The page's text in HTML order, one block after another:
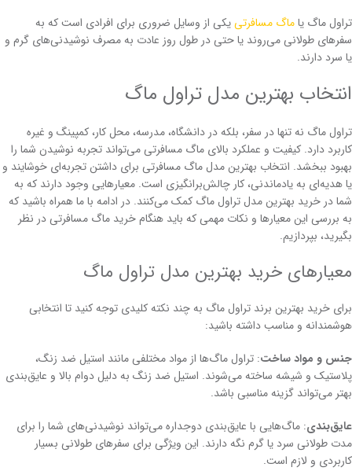
تراول ماگ‌ یاماگ‌ مسافرتییکی از وسایل ضروری برای افرادی است که به
سفرهای طولانی می‌روند یا حتی در طول روز عادت به مصرف نوشیدنی‌های گرم و
یا سرد دارند.
انتخاب بهترین مدل تراول ماگ
تراول ماگ نه تنها در سفر، بلکه در دانشگاه، مدرسه، محل کار، کمپینگ و غیره
کاربرد دارد. کیفیت و عملکرد بالای ماگ مسافرتی می‌تواند تجربه نوشیدن شما را
بهبود ببخشد. انتخاب بهترین مدل ماگ مسافرتی برای داشتن تجربه‌ای خوشایند و
یا هدیه‌ای به یادماندنی، کار چالش‌برانگیزی است. معیارهایی وجود دارند که به
شما در خرید بهترین مدل تراول ماگ کمک می‌کنند. در ادامه با ما همراه باشید که
به بررسی این معیارها و نکات مهمی که باید هنگام خرید ماگ مسافرتی در نظر
بگیرید، بپردازیم.
معیارهای خرید بهترین مدل تراول ماگ
برای خرید بهترین برند تراول ماگ به چند نکته کلیدی توجه کنید تا انتخابی
هوشمندانه و مناسب داشته باشید:
جنس و مواد ساخت: تراول ماگ‌ها از مواد مختلفی مانند استیل ضد زنگ،
پلاستیک و شیشه ساخته می‌شوند. استیل ضد زنگ به دلیل دوام بالا و عایق‌بندی
بهتر می‌تواند گزینه مناسبی باشد.
عایق‌بندی: ماگ‌هایی با عایق‌بندی دوجداره می‌تواند نوشیدنی‌های شما را برای
مدت طولانی سرد یا گرم نگه دارند. این ویژگی‌ برای سفرهای طولانی بسیار
کاربردی و لازم است.